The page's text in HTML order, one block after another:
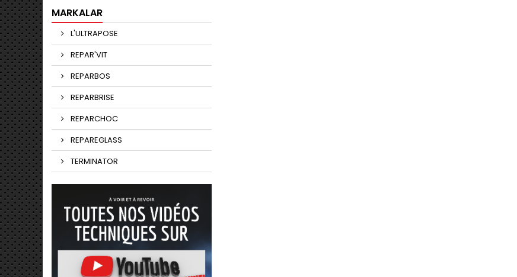
MARKALAR
L'ULTRAPOSE
REPAR'VIT
REPARBOS
REPARBRISE
REPARCHOC
REPAREGLASS
TERMINATOR